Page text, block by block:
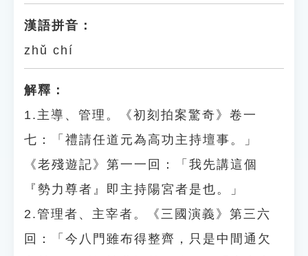
漢語拼音：
zhǔ chí
解釋：
1.主導、管理。《初刻拍案驚奇》卷一
七：「禮請任道元為高功主持壇事。」
《老殘遊記》第一一回：「我先講這個
『勢力尊者』即主持陽宮者是也。」
2.管理者、主宰者。《三國演義》第三六
回：「今八門雖布得整齊，只是中間通欠